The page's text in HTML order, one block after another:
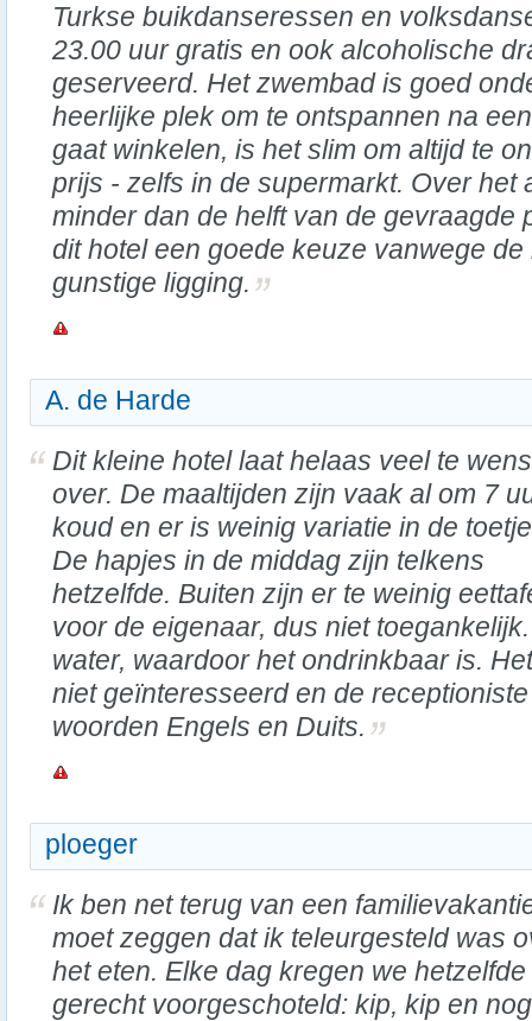
Turkse buikdanseressen en
23.00 uur gratis en ook alcoholische
geserveerd. Het zwembad is goed
heerlijke plek om te ontspannen na
gaat winkelen, is het slim om altijd te
prijs - zelfs in de supermarkt. Over het
minder dan de helft van de gevraagde
dit hotel een goede keuze vanwege
gunstige ligging.
A. de Harde
Dit kleine hotel laat helaas veel te
over. De maaltijden zijn vaak al om 7
koud en er is weinig variatie in de
De hapjes in de middag zijn telkens
hetzelfde. Buiten zijn er te weinig
voor de eigenaar, dus niet
water, waardoor het ondrinkbaar is.
niet geïnteresseerd en de
woorden Engels en Duits.
ploeger
Ik ben net terug van een
moet zeggen dat ik teleurgesteld was
het eten. Elke dag kregen we hetzelfde
gerecht voorgeschoteld: kip, kip en nog